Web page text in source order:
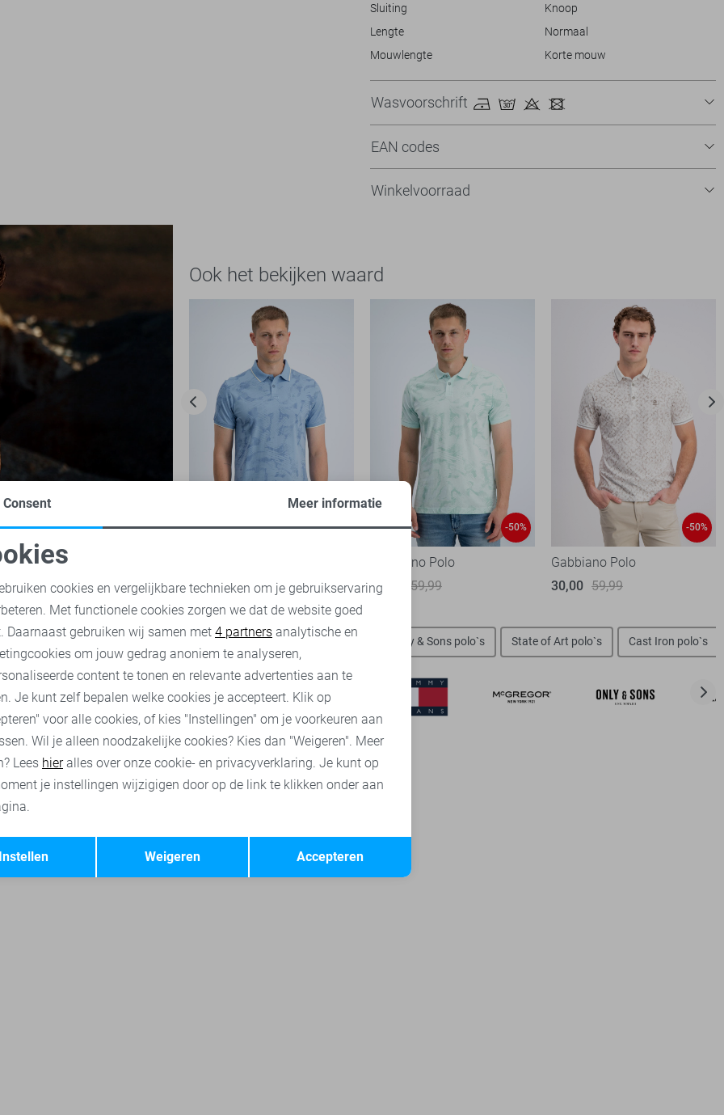
Sluiting
Knoop
Lengte
Normaal
Mouwlengte
Korte mouw
Wasvoorschrift
EAN codes
Winkelvoorraad
Ook het bekijken waard
-50%
30,00
59,99
-50%
Gabbiano Polo
30,00
59,99
-50%
Gabbiano Polo
30,00 59,99
Gabbiano polo`s Gabbiano broeken Gabbiano korte broeken Only & Sons polo`s State of Art polo`s Cast Iron polo`s
cookies
cookies Marketing cookies
Terug Opslaan
Consent Meer informatie
cookies en vergelijkbare technieken om je gebruikservaring
Met functionele cookies zorgen we dat de website goed
Daarnaast gebruiken wij samen met 4 partners analytische en
om jouw gedrag anoniem te analyseren,
content te tonen en relevante advertenties aan te
Je kunt zelf bepalen welke cookies je accepteert. Klik op
voor alle cookies, of kies "Instellingen" om je voorkeuren aan
Wil je alleen noodzakelijke cookies? Kies dan "Weigeren". Meer
Lees hieralles over onze cookie- en privacyverklaring. Je kunt op
je instellingen wijzigigen door op de link te klikken onder aan
Accepteren
Weigeren